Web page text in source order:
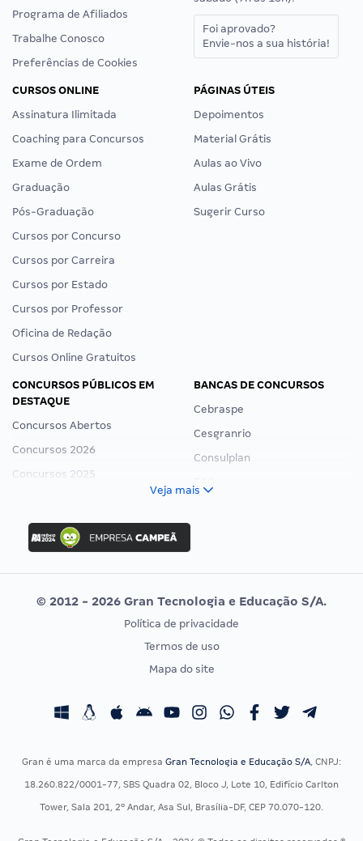
Programa de Afiliados
Trabalhe Conosco
Preferências de Cookies
Foi aprovado?
Envie-nos a sua história!
CURSOS ONLINE
Assinatura Ilimitada
Coaching para Concursos
Exame de Ordem
Graduação
Pós-Graduação
Cursos por Concurso
Cursos por Carreira
Cursos por Estado
Cursos por Professor
Oficina de Redação
Cursos Online Gratuitos
PÁGINAS ÚTEIS
Depoimentos
Material Grátis
Aulas ao Vivo
Aulas Grátis
Sugerir Curso
CONCURSOS PÚBLICOS EM
DESTAQUE
Concursos Abertos
Concursos 2026
Concursos 2025
Concurso Ibama
Concurso MPU
Editais publicados
BANCAS DE CONCURSOS
Cebraspe
Cesgranrio
Consulplan
Vunesp
CONCURSOS POR PROFISSÃO
Concursos Fiscais
EXAME DE ORDEM
Calendário OAB
Veja mais
© 2012 - 2026 Gran Tecnologia e Educação S/A.
Política de privacidade
Termos de uso
Mapa do site
Gran é uma marca da empresa Gran Tecnologia e Educação S/A, CNPJ:
18.260.822/0001-77, SBS Quadra 02, Bloco J, Lote 10, Edifício Carlton
Tower, Sala 201, 2º Andar, Asa Sul, Brasília-DF, CEP 70.070-120.